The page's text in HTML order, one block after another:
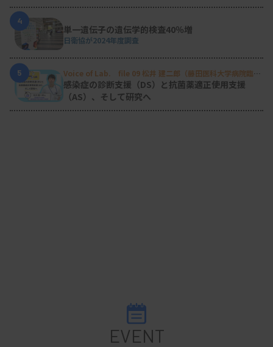
4
単一遺伝子の遺伝学的検査40％増
日衛協が2024年度調査
5
Voice of Lab. file 09 松井 建二郎（藤田医科大学病院臨床
検査部微生物遺伝子検査室）
感染症の診断支援（DS）と抗菌薬適正使用支援
（AS）、そして研究へ
EVENT